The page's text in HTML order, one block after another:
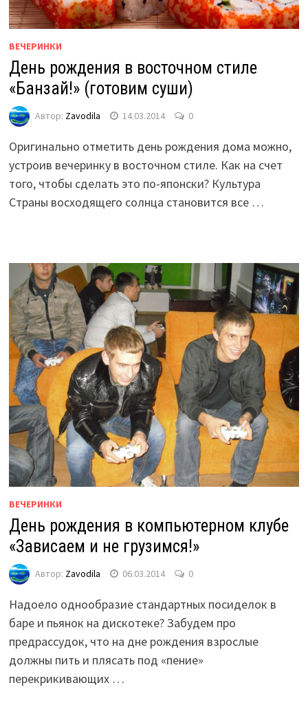
ВЕЧЕРИНКИ
День рождения в восточном стиле
«Банзай!» (готовим суши)
Автор: Zavodila 14.03.2014 0
Оригинально отметить день рождения дома можно,
устроив вечеринку в восточном стиле. Как на счет
того, чтобы сделать это по-японски? Культура
Страны восходящего солнца становится все …
ВЕЧЕРИНКИ
День рождения в компьютерном клубе
«Зависаем и не грузимся!»
Автор: Zavodila 06.03.2014 0
Надоело однообразие стандартных посиделок в
баре и пьянок на дискотеке? Забудем про
предрассудок, что на дне рождения взрослые
должны пить и плясать под «пение»
перекрикивающих …